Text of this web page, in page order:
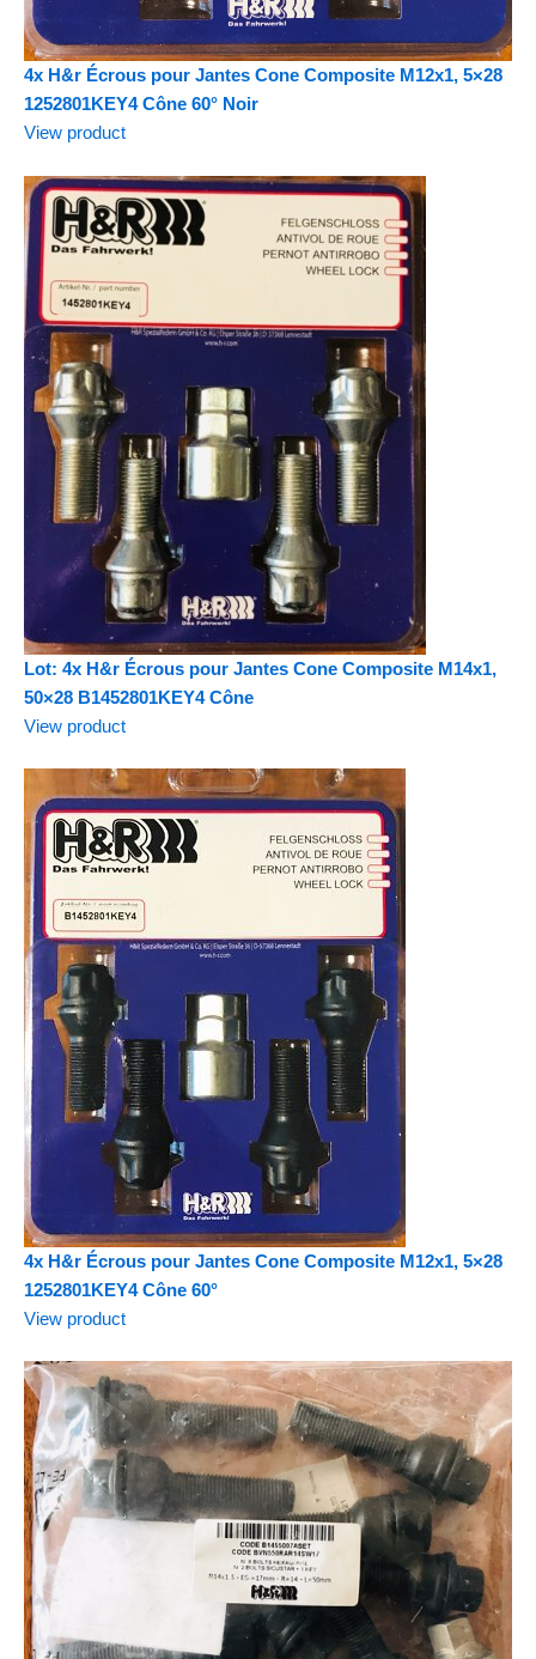
4x H&r Écrous pour Jantes Cone Composite M12x1, 5×28
1252801KEY4 Cône 60° Noir
View product
Lot: 4x H&r Écrous pour Jantes Cone Composite M14x1,
50×28 B1452801KEY4 Cône
View product
4x H&r Écrous pour Jantes Cone Composite M12x1, 5×28
1252801KEY4 Cône 60°
View product